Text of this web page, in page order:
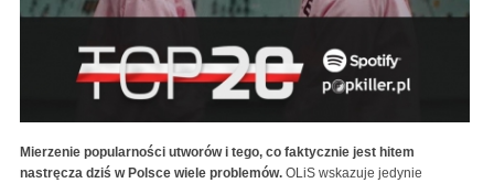
Mierzenie popularności utworów i tego, co faktycznie jest hitem
nastręcza dziś w Polsce wiele problemów. OLiS wskazuje jedynie